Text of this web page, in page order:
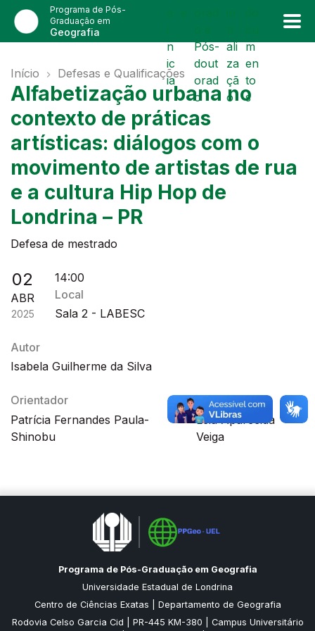
Programa de Pós-
Graduação em
Geografia
n
ic
ia
l
Pós-
dout
orad
o
ali
za
çã
o
m
en
to
s
Início Defesas e Qualificações
Alfabetização urbana no
contexto de práticas
artísticas: diálogos com o
movimento de artistas de rua
e a cultura Hip Hop de
Londrina – PR
Defesa de mestrado
Autor
Isabela Guilherme da Silva
Orientador
Patrícia Fernandes Paula-
Shinobu
Coorientador
Léia Aparecida
Veiga
02
ABR
2025
14:00
Local
Sala 2 - LABESC
Programa de Pós-Graduação em Geografia
Universidade Estadual de Londrina
Centro de Ciências Exatas | Departamento de Geografia
Rodovia Celso Garcia Cid | PR-445 KM-380 | Campus Universitário